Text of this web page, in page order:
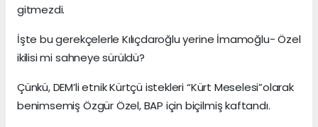
gitmezdi.
İşte bu gerekçelerle Kılıçdaroğlu yerine İmamoğlu- Özel
ikilisi mi sahneye sürüldü?
Çünkü, DEM’li etnik Kürtçü istekleri “Kürt Meselesi”olarak
benimsemiş Özgür Özel, BAP için biçilmiş kaftandı.